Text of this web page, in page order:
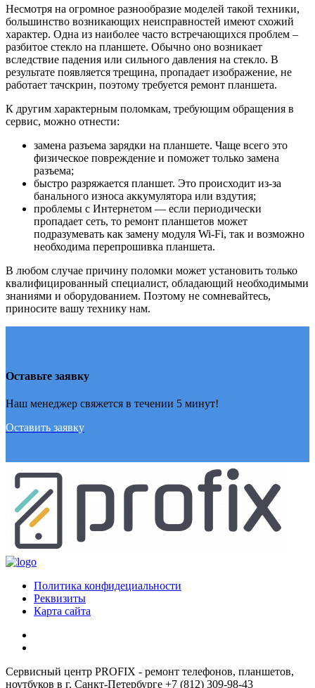
Несмотря на огромное разнообразие моделей такой техники,
большинство возникающих неисправностей имеют схожий
характер. Одна из наиболее часто встречающихся проблем –
разбитое стекло на планшете. Обычно оно возникает
вследствие падения или сильного давления на стекло. В
результате появляется трещина, пропадает изображение, не
работает тачскрин, поэтому требуется ремонт планшета.
К другим характерным поломкам, требующим обращения в
сервис, можно отнести:
замена разъема зарядки на планшете. Чаще всего это
физическое повреждение и поможет только замена
разъема;
быстро разряжается планшет. Это происходит из-за
банального износа аккумулятора или вздутия;
проблемы с Интернетом — если периодически
пропадает сеть, то ремонт планшетов может
подразумевать как замену модуля Wi-Fi, так и возможно
необходима перепрошивка планшета.
В любом случае причину поломки может установить только
квалифицированный специалист, обладающий необходимыми
знаниями и оборудованием. Поэтому не сомневайтесь,
приносите вашу технику нам.
Оставьте заявку
Наш менеджер свяжется в течении 5 минут!
Оставить заявку
Политика конфидециальности
Реквизиты
Карта сайта
Сервисный центр PROFIX - ремонт телефонов, планшетов,
ноутбуков в г. Санкт-Петербурге +7 (812) 309-98-43